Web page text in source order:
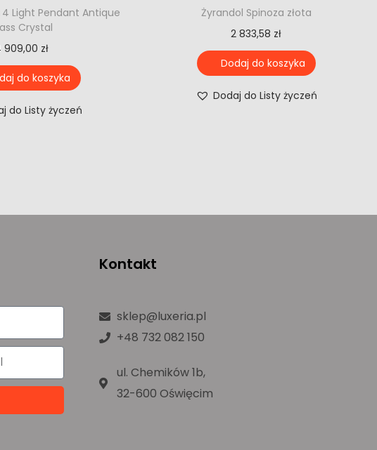
Light Pendant Antique
Crystal
909,00 zł
do koszyka
do Listy życzeń
Żyrandol Spinoza złota
2 833,58 zł
Dodaj do koszyka
Dodaj do Listy życzeń
Kontakt
sklep@luxeria.pl
+48 732 082 150
ul. Chemików 1b,
32-600 Oświęcim